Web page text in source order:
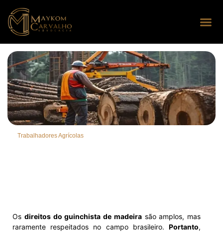
Trabalhadores Agrícolas
Os direitos do guinchista de madeirasão amplos, mas
raramente respeitados no campo brasileiro. Portanto,